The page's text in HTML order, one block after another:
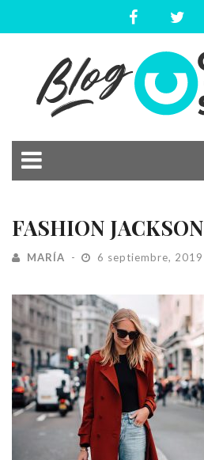
FASHION JACKSON
MARÍA 6 septiembre, 2019